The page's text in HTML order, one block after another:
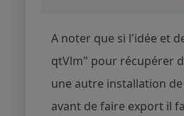
A noter que si l'idée et
qtVlm" pour récupérer
une autre installation
avant de faire export il